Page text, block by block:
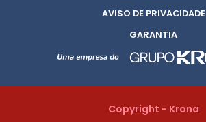
AVISO DE PRIVACIDADE
GARANTIA
Copyright - Krona